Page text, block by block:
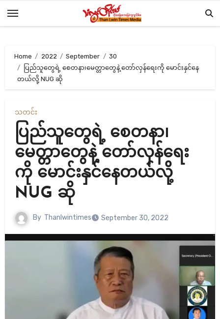
Home 2022 September
30
ပြည်သူတွေရဲ့ စေတနာ၊မေတ္တာတွေနဲ့ တော်လှန်ရေးကို မောင်းနှင်နေ
တယ်လို့ NUG ဆို
သတင်း
ပြည်သူတွေရဲ့ စေတနာ၊
မေတ္တာတွေနဲ့ တော်လှန်ရေး
ကို မောင်းနှင်နေတယ်လို့
NUG ဆို
By Thanlwintimes September 30, 2022